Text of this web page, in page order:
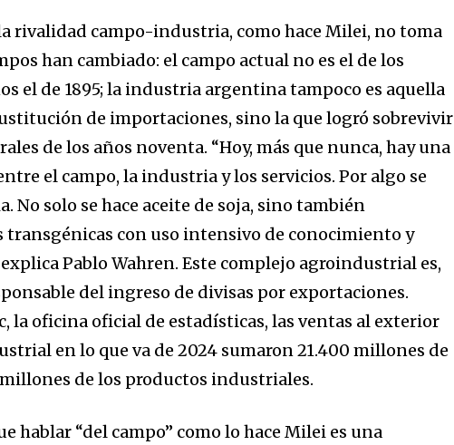
rivalidad campo-industria, como hace Milei, no toma
han cambiado: el campo actual no es el de los
el de 1895; la industria argentina tampoco es aquella
de importaciones, sino la que logró sobrevivir
de los años noventa. “Hoy, más que nunca, hay una
el campo, la industria y los servicios. Por algo se
No solo se hace aceite de soja, sino también
transgénicas con uso intensivo de conocimiento y
Pablo Wahren. Este complejo agroindustrial es,
del ingreso de divisas por exportaciones.
la oficina oficial de estadísticas, las ventas al exterior
en lo que va de 2024 sumaron 21.400 millones de
de los productos industriales.
hablar “del campo” como lo hace Milei es una